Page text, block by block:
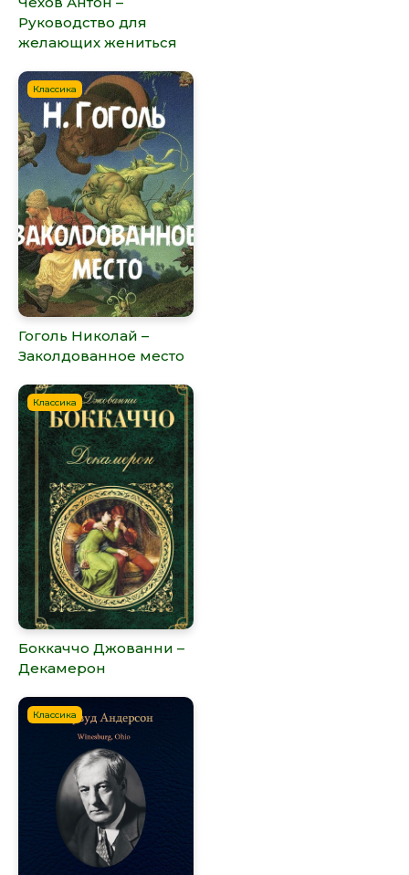
Руководство для
желающих жениться
Классика
Гоголь Николай –
Заколдованное место
Классика
Боккаччо Джованни –
Декамерон
Классика